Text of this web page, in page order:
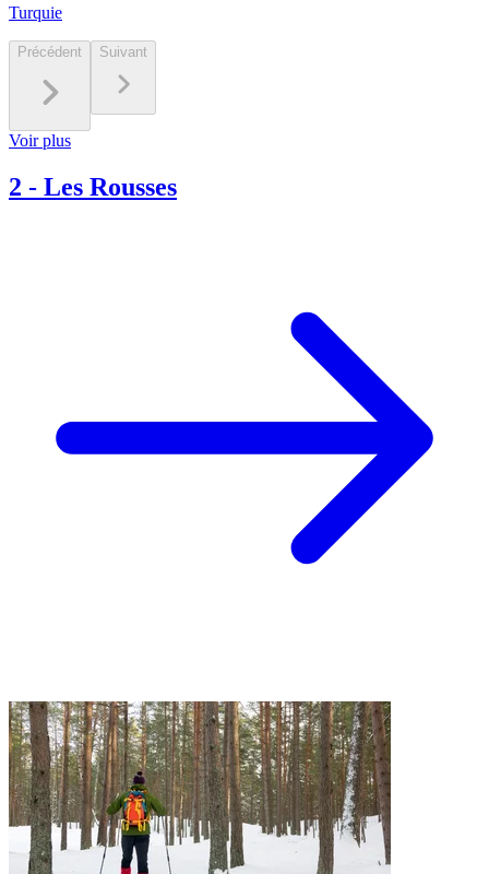
Turquie
Précédent Suivant
Voir plus
2 - Les Rousses